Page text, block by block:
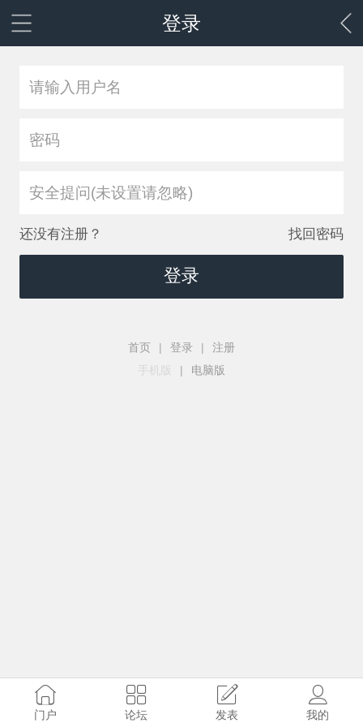
登录
安全提问(未设置请忽略)
还没有注册？ 找回密码
登录
首页 | 登录 |
注册
手机版
| 电脑版
门户 论坛 发表 我的